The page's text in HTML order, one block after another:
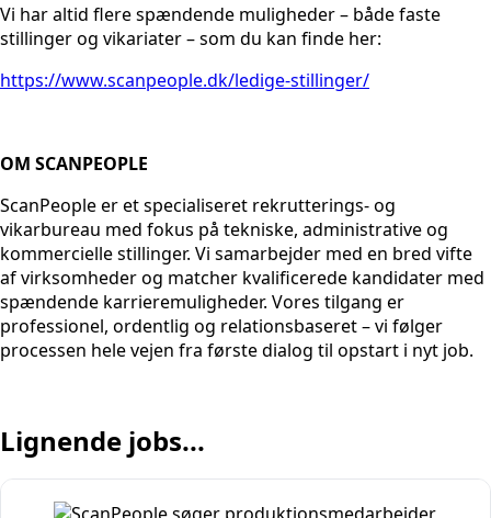
Vi har altid flere spændende muligheder – både faste
stillinger og vikariater – som du kan finde her:
https://www.scanpeople.dk/ledige-stillinger/
OM SCANPEOPLE
ScanPeople er et specialiseret rekrutterings- og
vikarbureau med fokus på tekniske, administrative og
kommercielle stillinger. Vi samarbejder med en bred vifte
af virksomheder og matcher kvalificerede kandidater med
spændende karrieremuligheder. Vores tilgang er
professionel, ordentlig og relationsbaseret – vi følger
processen hele vejen fra første dialog til opstart i nyt job.
Lignende jobs...